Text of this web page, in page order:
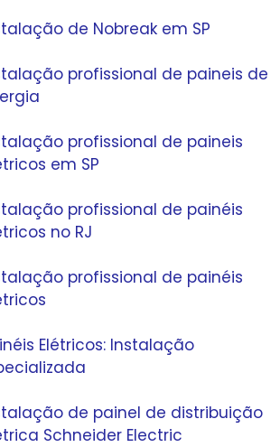
de Nobreak em SP
profissional de paineis de
profissional de paineis
em SP
profissional de painéis
no RJ
profissional de painéis
Elétricos: Instalação
de painel de distribuição
Schneider Electric